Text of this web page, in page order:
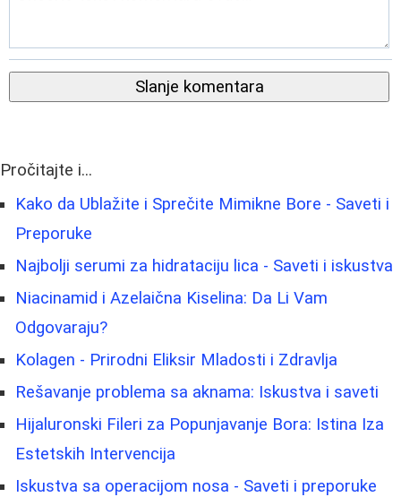
Slanje komentara
Pročitajte i...
Kako da Ublažite i Sprečite Mimikne Bore - Saveti i
Preporuke
Najbolji serumi za hidrataciju lica - Saveti i iskustva
Niacinamid i Azelaična Kiselina: Da Li Vam
Odgovaraju?
Kolagen - Prirodni Eliksir Mladosti i Zdravlja
Rešavanje problema sa aknama: Iskustva i saveti
Hijaluronski Fileri za Popunjavanje Bora: Istina Iza
Estetskih Intervencija
Iskustva sa operacijom nosa - Saveti i preporuke